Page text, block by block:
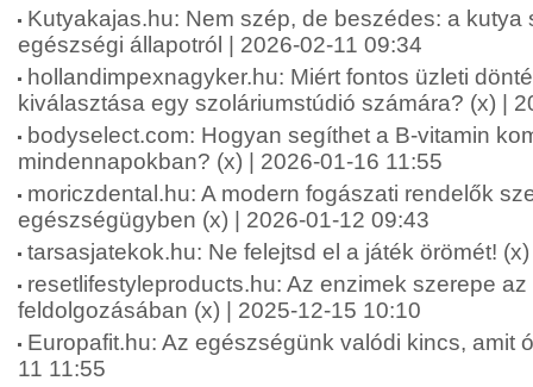
Kutyakajas.hu: Nem szép, de beszédes: a kutya
egészségi állapotról | 2026-02-11 09:34
hollandimpexnagyker.hu: Miért fontos üzleti
kiválasztása egy szoláriumstúdió számára? (x) |
bodyselect.com: Hogyan segíthet a B-vitamin
mindennapokban? (x) | 2026-01-16 11:55
moriczdental.hu: A modern fogászati rendelők
egészségügyben (x) | 2026-01-12 09:43
tarsasjatekok.hu: Ne felejtsd el a játék örömét!
resetlifestyleproducts.hu: Az enzimek szerepe
feldolgozásában (x) | 2025-12-15 10:10
Europafit.hu: Az egészségünk valódi kincs, amit
11 11:55